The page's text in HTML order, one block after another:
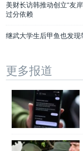
美财长访韩推动创立“友
过分依赖
继武大学生后甲鱼也发
更多报道